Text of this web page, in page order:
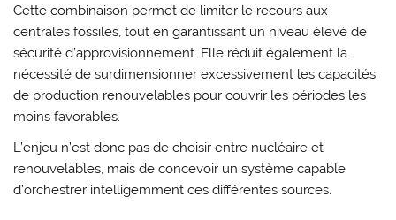
Cette combinaison permet de limiter le recours aux
centrales fossiles, tout en garantissant un niveau élevé de
sécurité d’approvisionnement. Elle réduit également la
nécessité de surdimensionner excessivement les capacités
de production renouvelables pour couvrir les périodes les
moins favorables.
L’enjeu n’est donc pas de choisir entre nucléaire et
renouvelables, mais de concevoir un système capable
d’orchestrer intelligemment ces différentes sources.